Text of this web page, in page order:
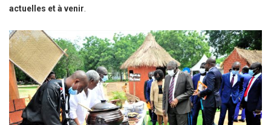
actuelles et à venir.